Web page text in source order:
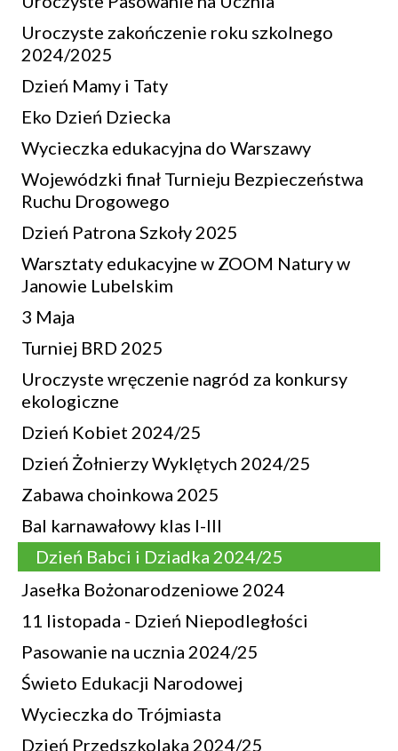
Uroczyste zakończenie roku szkolnego
2024/2025
Dzień Mamy i Taty
Eko Dzień Dziecka
Wycieczka edukacyjna do Warszawy
Wojewódzki finał Turnieju Bezpieczeństwa
Ruchu Drogowego
Dzień Patrona Szkoły 2025
Warsztaty edukacyjne w ZOOM Natury w
Janowie Lubelskim
3 Maja
Turniej BRD 2025
Uroczyste wręczenie nagród za konkursy
ekologiczne
Dzień Kobiet 2024/25
Dzień Żołnierzy Wyklętych 2024/25
Zabawa choinkowa 2025
Bal karnawałowy klas I-III
Dzień Babci i Dziadka 2024/25
Jasełka Bożonarodzeniowe 2024
11 listopada - Dzień Niepodległości
Pasowanie na ucznia 2024/25
Świeto Edukacji Narodowej
Wycieczka do Trójmiasta
Dzień Przedszkolaka 2024/25